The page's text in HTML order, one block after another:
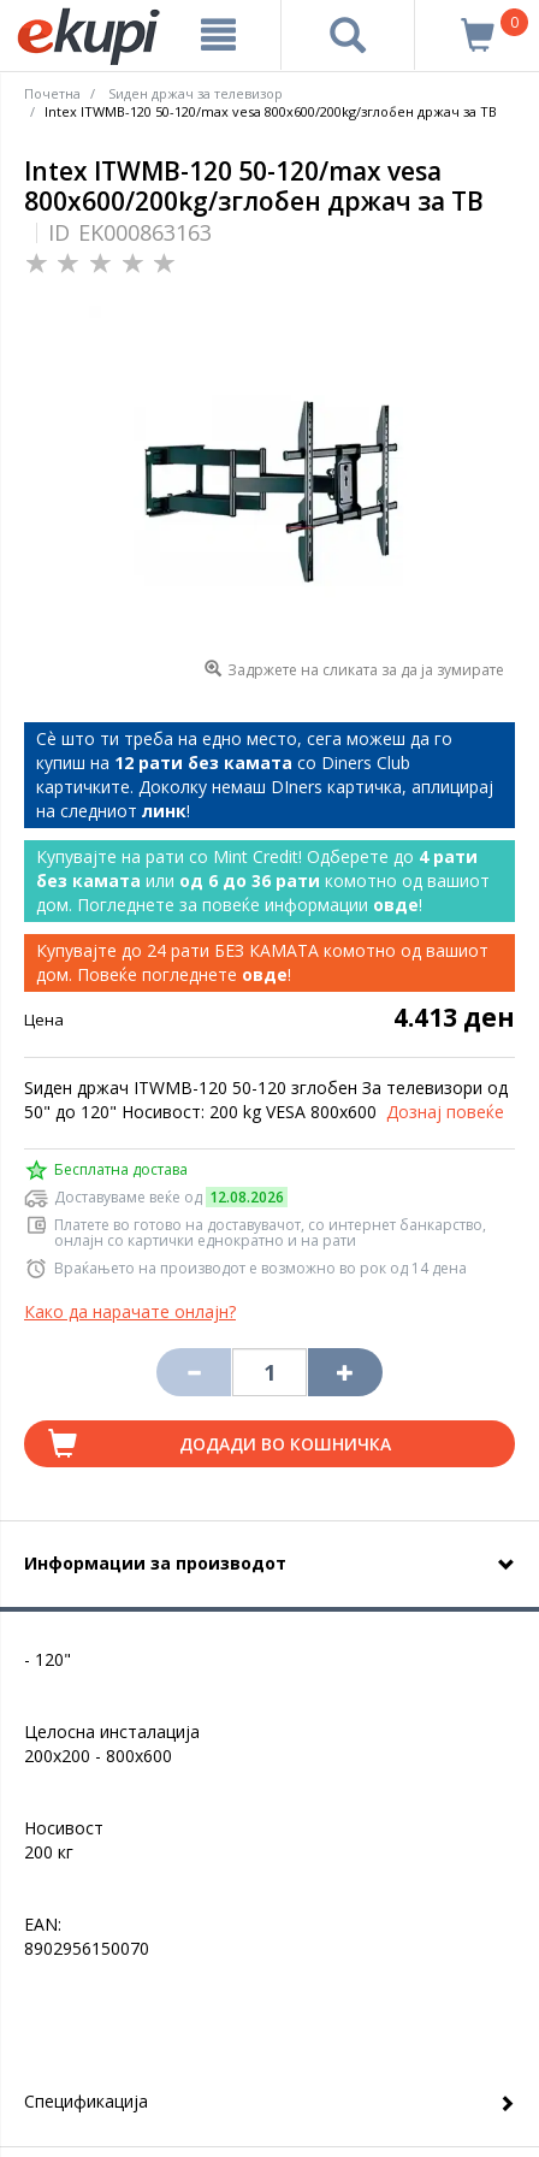
0
Почетна
Ѕиден држач за телевизор
Intex ITWMB-120 50-120/max vesa 800x600/200kg/зглобен држач за ТВ
Intex ITWMB-120 50-120/max vesa
800x600/200kg/зглобен држач за ТВ
ID EK000863163
Задржете на сликата за да ја зумирате
Сѐ што ти треба на едно место, сега можеш да го
купиш на 12 рати без камата со Diners Club
картичките. Доколку немаш DIners картичка, аплицирај
на следниот линк!
Купувајте на рати со Mint Credit! Одберете до 4 рати
без камата или од 6 до 36 рати комотно од вашиот
дом. Погледнете за повеќе информации овде!
Купувајте до 24 рати БЕЗ КАМАТА комотно од вашиот
дом. Повеќе погледнете овде!
Цена 4.413 ден
Ѕиден држач ITWMB-120 50-120 зглобен За телевизори од
50" до 120" Носивост: 200 kg VESA 800x600 Дознај повеќе
Бесплатна достава
Доставуваме веќе од 12.08.2026
Платете во готово на доставувачот, со интернет банкарство,
онлајн со картички еднократно и на рати
Враќањето на производот е возможно во рок од 14 дена
Како да нарачате онлајн?
ДОДАДИ ВО КОШНИЧКА
Информации за производот
- 120"
Целосна инсталација
200x200 - 800x600
Носивост
200 кг
EAN:
8902956150070
Спецификација